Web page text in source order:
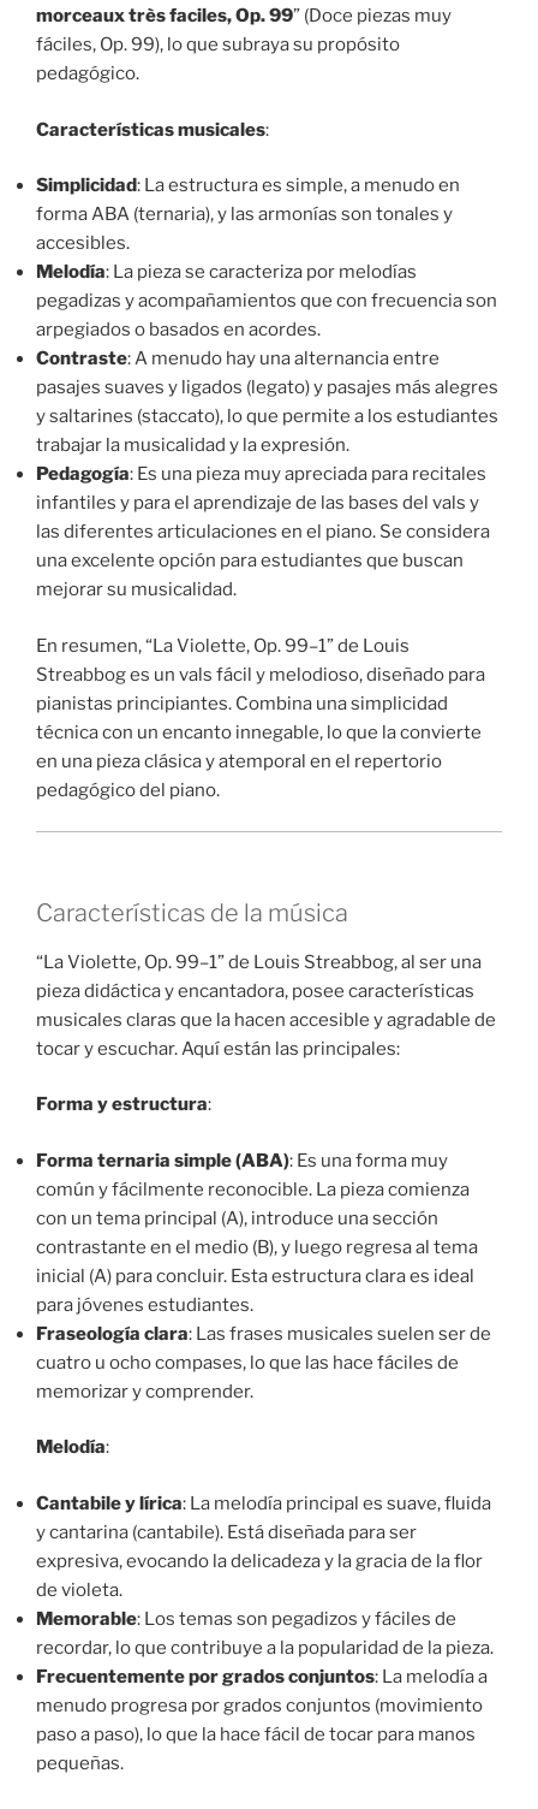
morceaux très faciles, Op. 99” (Doce piezas muy
fáciles, Op. 99), lo que subraya su propósito
pedagógico.
Características musicales:
Simplicidad: La estructura es simple, a menudo en
forma ABA (ternaria), y las armonías son tonales y
accesibles.
Melodía: La pieza se caracteriza por melodías
pegadizas y acompañamientos que con frecuencia son
arpegiados o basados en acordes.
Contraste: A menudo hay una alternancia entre
pasajes suaves y ligados (legato) y pasajes más alegres
y saltarines (staccato), lo que permite a los estudiantes
trabajar la musicalidad y la expresión.
Pedagogía: Es una pieza muy apreciada para recitales
infantiles y para el aprendizaje de las bases del vals y
las diferentes articulaciones en el piano. Se considera
una excelente opción para estudiantes que buscan
mejorar su musicalidad.
En resumen, “La Violette, Op. 99–1” de Louis
Streabbog es un vals fácil y melodioso, diseñado para
pianistas principiantes. Combina una simplicidad
técnica con un encanto innegable, lo que la convierte
en una pieza clásica y atemporal en el repertorio
pedagógico del piano.
Características de la música
“La Violette, Op. 99–1” de Louis Streabbog, al ser una
pieza didáctica y encantadora, posee características
musicales claras que la hacen accesible y agradable de
tocar y escuchar. Aquí están las principales:
Forma y estructura:
Forma ternaria simple (ABA): Es una forma muy
común y fácilmente reconocible. La pieza comienza
con un tema principal (A), introduce una sección
contrastante en el medio (B), y luego regresa al tema
inicial (A) para concluir. Esta estructura clara es ideal
para jóvenes estudiantes.
Fraseología clara: Las frases musicales suelen ser de
cuatro u ocho compases, lo que las hace fáciles de
memorizar y comprender.
Melodía:
Cantabile y lírica: La melodía principal es suave, fluida
y cantarina (cantabile). Está diseñada para ser
expresiva, evocando la delicadeza y la gracia de la flor
de violeta.
Memorable: Los temas son pegadizos y fáciles de
recordar, lo que contribuye a la popularidad de la pieza.
Frecuentemente por grados conjuntos: La melodía a
menudo progresa por grados conjuntos (movimiento
paso a paso), lo que la hace fácil de tocar para manos
pequeñas.